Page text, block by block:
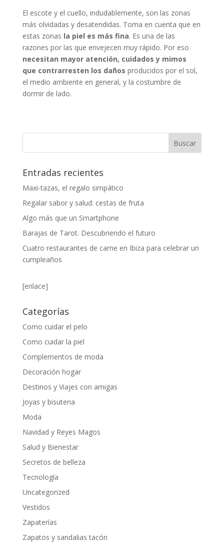
El escote y el cuello, indudablemente, son las zonas
más olvidadas y desatendidas. Toma en cuenta que en
estas zonas la piel es más fina. Es una de las
razones por las que envejecen muy rápido. Por eso
necesitan mayor atención, cuidados y mimos
que contrarresten los daños producidos por el sol,
el medio ambiente en general, y la costumbre de
dormir de lado.
Entradas recientes
Maxi-tazas, el regalo simpático
Regalar sabor y salud: cestas de fruta
Algo más que un Smartphone
Barajas de Tarot. Descubriendo el futuro
Cuatro restaurantes de carne en Ibiza para celebrar un
cumpleaños
[enlace]
Categorías
Como cuidar el pelo
Como cuidar la piel
Complementos de moda
Decoración hogar
Destinos y Viajes con amigas
Joyas y bisuteria
Moda
Navidad y Reyes Magos
Salud y Bienestar
Secretos de belleza
Tecnología
Uncategorized
Vestidos
Zapaterías
Zapatos y sandalias tacón